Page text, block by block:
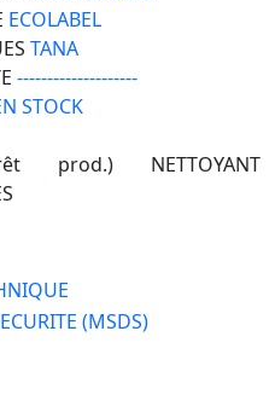
ECOLABEL
TANA
--------------------
STOCK
prod.) NETTOYANT
(MSDS)